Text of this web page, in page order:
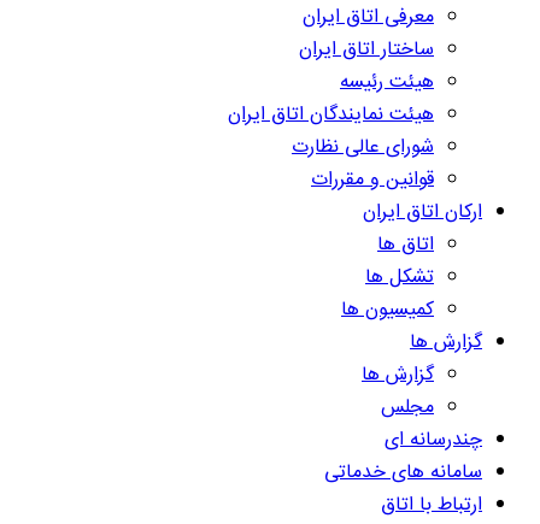
معرفی اتاق ایران
ساختار اتاق ایران
هیئت رئیسه
هیئت نمایندگان اتاق ایران
شورای عالی نظارت
قوانین و مقررات
ارکان اتاق ایران
اتاق ها
تشکل ها
کمیسیون ها
گزارش ها
گزارش ها
مجلس
چندرسانه ای
سامانه های خدماتی
ارتباط با اتاق